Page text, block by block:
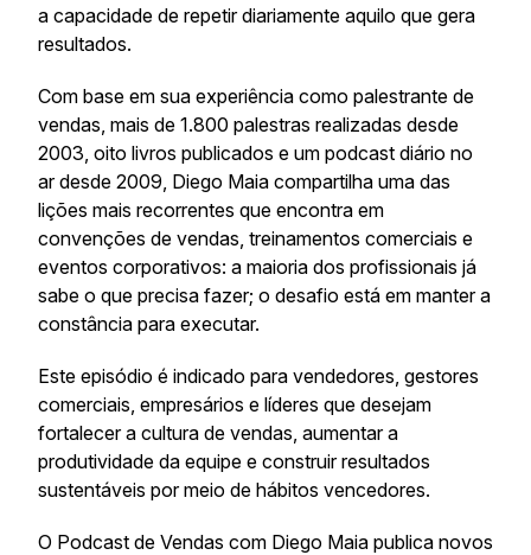
a capacidade de repetir diariamente aquilo que gera
resultados.
Com base em sua experiência como palestrante de
vendas, mais de 1.800 palestras realizadas desde
2003, oito livros publicados e um podcast diário no
ar desde 2009, Diego Maia compartilha uma das
lições mais recorrentes que encontra em
convenções de vendas, treinamentos comerciais e
eventos corporativos: a maioria dos profissionais já
sabe o que precisa fazer; o desafio está em manter a
constância para executar.
Este episódio é indicado para vendedores, gestores
comerciais, empresários e líderes que desejam
fortalecer a cultura de vendas, aumentar a
produtividade da equipe e construir resultados
sustentáveis por meio de hábitos vencedores.
O Podcast de Vendas com Diego Maia publica novos